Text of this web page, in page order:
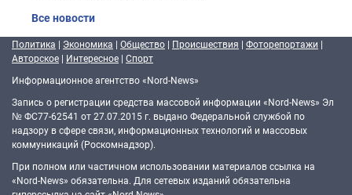
Все новости
Политика | Экономика | Общество | Происшествия | Фоторепортажи |
Авторское | Интересное | Спорт
Информационное агентство «Nord-News»
Запись о регистрации средства массовой информации «Nord-News» Эл
№ ФС77-62541 от 27.07.2015 г. выдано Федеральной службой по
надзору в сфере связи, информационных технологий и массовых
коммуникаций (Роскомнадзор).
При полном или частичном использовании материалов ссылка на
«Nord-News» обязательна. Для сетевых изданий обязательна